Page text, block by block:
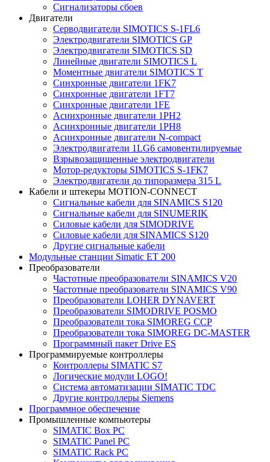
Сигнализаторы сбоев
Двигатели
Серводвигатели SIMOTICS S-1FL6
Электродвигатели SIMOTICS GP
Электродвигатели SIMOTICS SD
Линейные двигатели SIMOTICS L
Моментные двигатели SIMOTICS T
Синхронные двигатели 1FK7
Синхронные двигатели 1FT7
Синхронные двигатели 1FE
Асинхронные двигатели 1PH2
Асинхронные двигатели 1PH8
Асинхронные двигатели N-compact
Электродвигатели 1LG6 cамовентилируемые
Взрывозащищенные электродвигатели
Мотор-редукторы SIMOTICS S-1FK7
Электродвигатели до типоразмера 315 L
Кабели и штекеры MOTION-CONNECT
Сигнальные кабели для SINAMICS S120
Сигнальные кабели для SINUMERIK
Силовые кабели для SIMODRIVE
Силовые кабели для SINAMICS S120
Другие сигнальные кабели
Модульные станции Simatic ET 200
Преобразователи
Частотные преобразователи SINAMICS V20
Частотные преобразователи SINAMICS V90
Преобразователи LOHER DYNAVERT
Преобразователи SIMODRIVE POSMO
Преобразователи тока SIMOREG CCP
Преобразователи тока SIMOREG DC-MASTER
Программный пакет Drive ES
Программируемые контроллеры
Контроллеры SIMATIC S7
Логические модули LOGO!
Система автоматизации SIMATIC TDC
Другие контроллеры Siemens
Программное обеспечение
Промышленные компьютеры
SIMATIC Box PC
SIMATIC Panel PС
SIMATIC Rack PC